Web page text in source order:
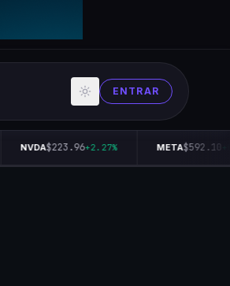
ENTRAR
NVDA$223.96+2.27% META$592.10